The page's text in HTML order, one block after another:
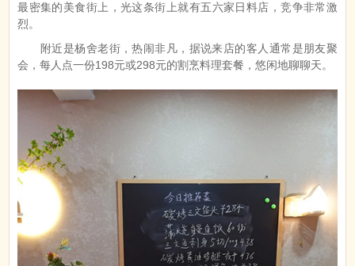
最密集的美食街上，光这条街上就有五六家日料店，竞争非常激
烈。
附近是杨舍老街，热闹非凡，据说来店的客人通常是朋友聚
会，每人点一份198元或298元的割烹料理套餐，悠闲地聊聊天。